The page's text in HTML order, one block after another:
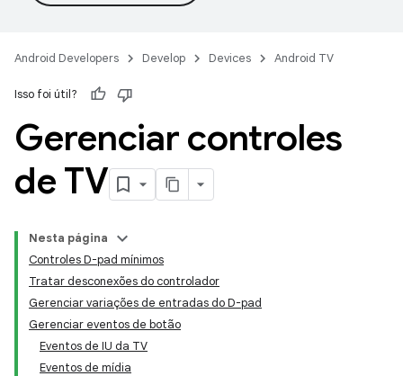
Android Developers Develop Devices Android TV
Isso foi útil?
Gerenciar controles
de TV
Nesta página
Controles D-pad mínimos
Tratar desconexões do controlador
Gerenciar variações de entradas do D-pad
Gerenciar eventos de botão
Eventos de IU da TV
Eventos de mídia